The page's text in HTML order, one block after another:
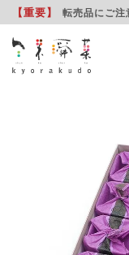
【重要】 転売品にご注